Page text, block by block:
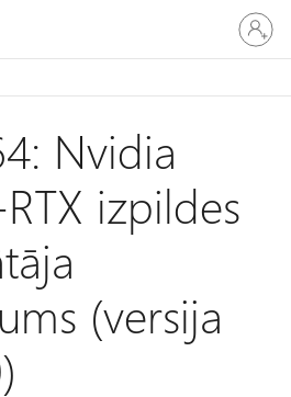
savā
kontā
Nvidia
izpildes
(versija